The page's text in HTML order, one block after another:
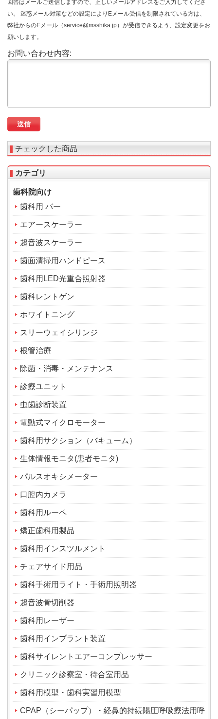
回答はメールご送信しますので、正しいメールアドレスをご入力してくださ
い。 迷惑メール対策などの設定によりEメール受信を制限されている方は、
弊社からのEメール（service@msshika.jp）が受信できるよう、設定変更をお
願いします。
お問い合わせ内容:
チェックした商品
カテゴリ
歯科院向け
歯科用 バー
エアースケーラー
超音波スケーラー
歯面清掃用ハンドピース
歯科用LED光重合照射器
歯科レントゲン
ホワイトニング
スリーウェイシリンジ
根管治療
除菌・消毒・メンテナンス
診療ユニット
虫歯診断装置
電動式マイクロモーター
歯科用サクション（バキューム）
生体情報モニタ(患者モニタ)
パルスオキシメーター
口腔内カメラ
歯科用ルーペ
矯正歯科用製品
歯科用インスツルメント
チェアサイド用品
歯科手術用ライト・手術用照明器
超音波骨切削器
歯科用レーザー
歯科用インプラント装置
歯科サイレントエアーコンプレッサー
クリニック診察室・待合室用品
歯科用模型・歯科実習用模型
CPAP（シーパップ）・経鼻的持続陽圧呼吸療法用呼